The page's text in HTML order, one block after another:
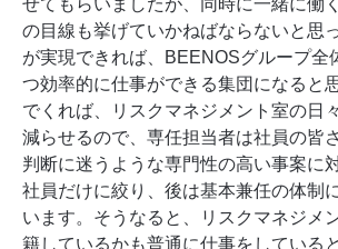
せてもらいましたが、同時に一緒に働
の目線も挙げていかねばならないと思
が実現できれば、BEENOSグループ全
つ効率的に仕事ができる集団になると
でくれば、リスクマネジメント室の日
減らせるので、専任担当者は社員の皆
判断に迷うような専門性の高い事案に
社員だけに絞り、後は基本兼任の体制
います。そうなると、リスクマネジメ
籍しているかも普通に仕事をしている